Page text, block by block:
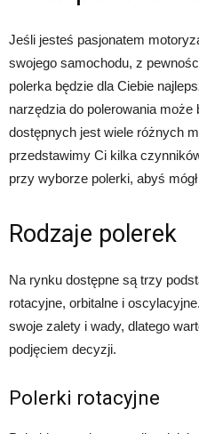
Jeśli jesteś pasjonatem
swojego samochodu, z
polerka będzie dla Ciebie
narzędzia do polerowania
dostępnych jest wiele różnych
przedstawimy Ci kilka
przy wyborze polerki, abyś
Rodzaje polerek
Na rynku dostępne są trzy
rotacyjne, orbitalne i
swoje zalety i wady, dlatego
podjęciem decyzji.
Polerki rotacyjne